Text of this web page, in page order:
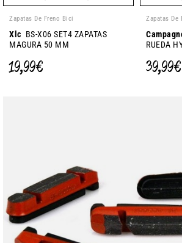
Zapatas De Freno Bici
Xlc BS-X06 SET4 ZAPATAS
MAGURA 50 MM
19,99 €
Zapatas De
RUEDA
39,99 €